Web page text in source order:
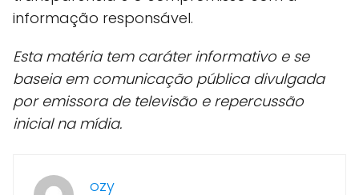
informação responsável.
Esta matéria tem caráter informativo e se
baseia em comunicação pública divulgada
por emissora de televisão e repercussão
inicial na mídia.
ozy